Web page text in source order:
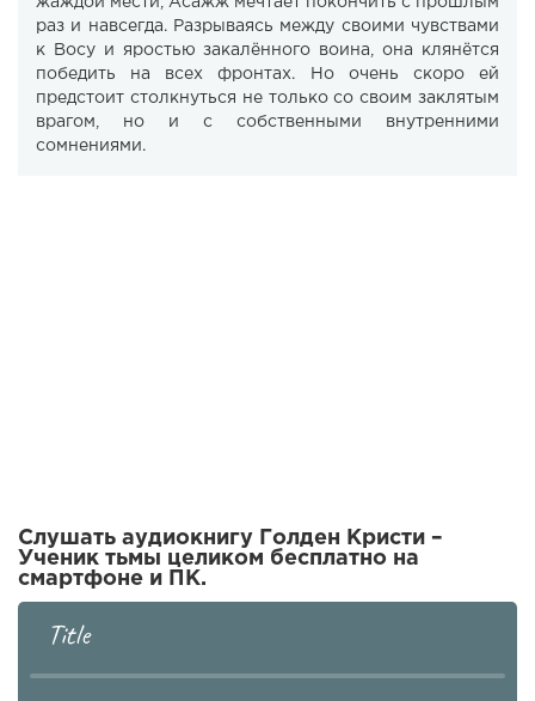
раз и навсегда. Разрываясь между своими чувствами
к Восу и яростью закалённого воина, она клянётся
победить на всех фронтах. Но очень скоро ей
предстоит столкнуться не только со своим заклятым
врагом, но и с собственными внутренними
сомнениями.
Слушать аудиокнигу Голден Кристи –
Ученик тьмы целиком бесплатно на
смартфоне и ПК.
Title